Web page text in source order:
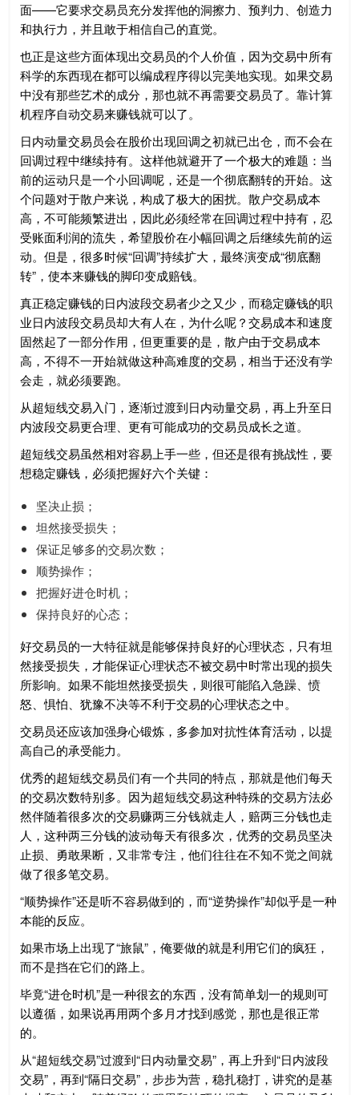
面——它要求交易员充分发挥他的洞擦力、预判力、创造力
和执行力，并且敢于相信自己的直觉。
也正是这些方面体现出交易员的个人价值，因为交易中所有
科学的东西现在都可以编成程序得以完美地实现。如果交易
中没有那些艺术的成分，那也就不再需要交易员了。靠计算
机程序自动交易来赚钱就可以了。
日内动量交易员会在股价出现回调之初就已出仓，而不会在
回调过程中继续持有。这样他就避开了一个极大的难题：当
前的运动只是一个小回调呢，还是一个彻底翻转的开始。这
个问题对于散户来说，构成了极大的困扰。散户交易成本
高，不可能频繁进出，因此必须经常在回调过程中持有，忍
受账面利润的流失，希望股价在小幅回调之后继续先前的运
动。但是，很多时候“回调”持续扩大，最终演变成“彻底翻
转”，使本来赚钱的脚印变成赔钱。
真正稳定赚钱的日内波段交易者少之又少，而稳定赚钱的职
业日内波段交易员却大有人在，为什么呢？交易成本和速度
固然起了一部分作用，但更重要的是，散户由于交易成本
高，不得不一开始就做这种高难度的交易，相当于还没有学
会走，就必须要跑。
从超短线交易入门，逐渐过渡到日内动量交易，再上升至日
内波段交易更合理、更有可能成功的交易员成长之道。
超短线交易虽然相对容易上手一些，但还是很有挑战性，要
想稳定赚钱，必须把握好六个关键：
坚决止损；
坦然接受损失；
保证足够多的交易次数；
顺势操作；
把握好进仓时机；
保持良好的心态；
好交易员的一大特征就是能够保持良好的心理状态，只有坦
然接受损失，才能保证心理状态不被交易中时常出现的损失
所影响。如果不能坦然接受损失，则很可能陷入急躁、愤
怒、惧怕、犹豫不决等不利于交易的心理状态之中。
交易员还应该加强身心锻炼，多参加对抗性体育活动，以提
高自己的承受能力。
优秀的超短线交易员们有一个共同的特点，那就是他们每天
的交易次数特别多。因为超短线交易这种特殊的交易方法必
然伴随着很多次的交易赚两三分钱就走人，赔两三分钱也走
人，这种两三分钱的波动每天有很多次，优秀的交易员坚决
止损、勇敢果断，又非常专注，他们往往在不知不觉之间就
做了很多笔交易。
“顺势操作”还是听不容易做到的，而“逆势操作”却似乎是一种
本能的反应。
如果市场上出现了“旅鼠”，俺要做的就是利用它们的疯狂，
而不是挡在它们的路上。
毕竟“进仓时机”是一种很玄的东西，没有简单划一的规则可
以遵循，如果说再用两个多月才找到感觉，那也是很正常
的。
从“超短线交易”过渡到“日内动量交易”，再上升到“日内波段
交易”，再到“隔日交易”，步步为营，稳扎稳打，讲究的是基